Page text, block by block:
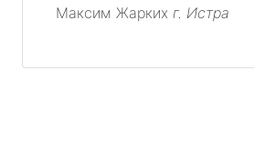
Максим Жарких г. Истра